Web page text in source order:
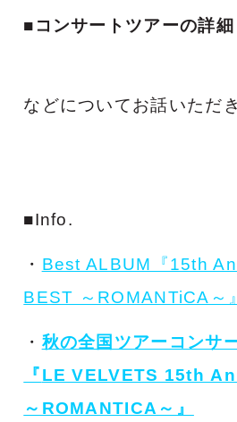
■コンサートツアーの詳細
などについてお話いただ
■Info.
・ Best ALBUM『15th
BEST ～ROMANTiCA～
・ 秋の全国ツアーコンサ
『LE VELVETS 15th
～ROMANTICA～』